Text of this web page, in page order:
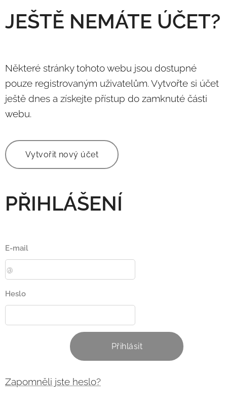
JEŠTĚ NEMÁTE ÚČET?
Některé stránky tohoto webu jsou dostupné
pouze registrovaným uživatelům. Vytvořte si účet
ještě dnes a získejte přístup do zamknuté části
webu.
Vytvořit nový účet
PŘIHLÁŠENÍ
E-mail
Heslo
Přihlásit
Zapomněli jste heslo?